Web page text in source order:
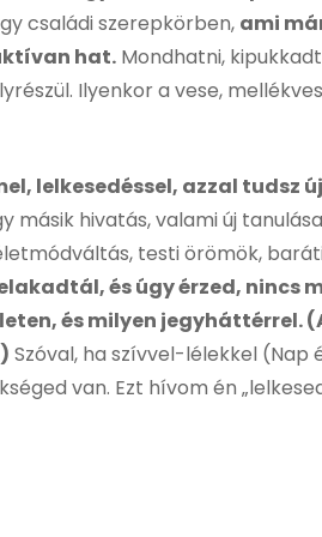
családi szerepkörben, ami
hat. Mondhatni,
Ilyenkor a vese,
lelkesedéssel, azzal
másik hivatás, valami új
testi örömök,
és úgy érzed,
és milyen jegyháttérrel.
Szóval, ha szívvel-lélekkel (Nap
van. Ezt hívom én